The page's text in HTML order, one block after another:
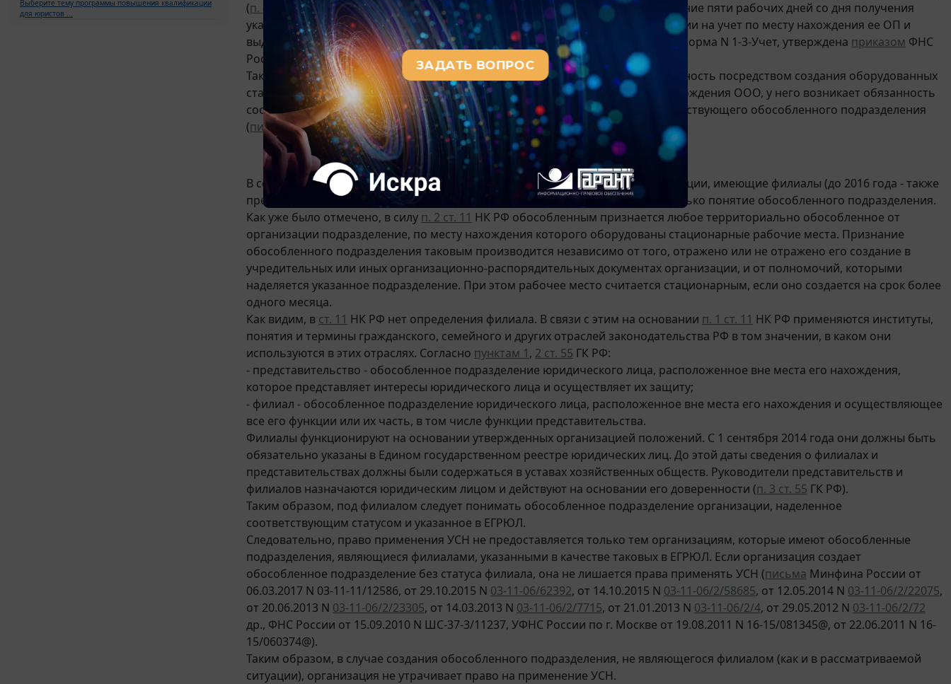
Выберите тему программы повышения квалификации
для юристов ...
(п. 4 ст. 83НК РФ). Согласноп. 2 ст. 84 НК РФ и с учетомп. 6 ст. 6.1НК РФ в течение пяти рабочих дней со дня получения
указанного сообщения налоговый орган осуществляет постановку организации на учет по месту нахождения ее ОП и
выдает организации уведомление о постановке на учет в налоговом органе (форма N 1-3-Учет, утверждена приказом ФНС
России от 11.08.2011 N ЯК-7-6/488@).
Таким образом, в рассматриваемом случае, когда ООО осуществляет деятельность посредством создания оборудованных
стационарных рабочих мест, находящихся по адресу, отличному от места нахождения ООО, у него возникает обязанность
сообщить в налоговый орган по месту своего нахождения о создании соответствующего обособленного подразделения
(письмоМинфина России от 12.01.2010 N 03-02-07/1-6).
Применение УСН
В соответствии с
пп. 1 п. 3 ст. 346.12
НК РФ не вправе применять УСН организации, имеющие филиалы (до 2016 года - также
представительства). При этом налоговым законодательством определено только понятие обособленного подразделения.
Как уже было отмечено, в силу п. 2 ст. 11 НК РФ обособленным признается любое территориально обособленное от
организации подразделение, по месту нахождения которого оборудованы стационарные рабочие места. Признание
обособленного подразделения таковым производится независимо от того, отражено или не отражено его создание в
учредительных или иных организационно-распорядительных документах организации, и от полномочий, которыми
наделяется указанное подразделение. При этом рабочее место считается стационарным, если оно создается на срок более
одного месяца.
Как видим, в ст. 11 НК РФ нет определения филиала. В связи с этим на основании п. 1 ст. 11 НК РФ применяются институты,
понятия и термины гражданского, семейного и других отраслей законодательства РФ в том значении, в каком они
используются в этих отраслях. Согласно пунктам 1, 2 ст. 55 ГК РФ:
- представительство - обособленное подразделение юридического лица, расположенное вне места его нахождения,
которое представляет интересы юридического лица и осуществляет их защиту;
- филиал - обособленное подразделение юридического лица, расположенное вне места его нахождения и осуществляющее
все его функции или их часть, в том числе функции представительства.
Филиалы функционируют на основании утвержденных организацией положений. С 1 сентября 2014 года они должны быть
обязательно указаны в Едином государственном реестре юридических лиц. До этой даты сведения о филиалах и
представительствах должны были содержаться в уставах хозяйственных обществ. Руководители представительств и
филиалов назначаются юридическим лицом и действуют на основании его доверенности (п. 3 ст. 55 ГК РФ).
Таким образом, под филиалом следует понимать обособленное подразделение организации, наделенное
соответствующим статусом и указанное в ЕГРЮЛ.
Следовательно, право применения УСН не предоставляется только тем организациям, которые имеют обособленные
подразделения, являющиеся филиалами, указанными в качестве таковых в ЕГРЮЛ. Если организация создает
обособленное подразделение без статуса филиала, она не лишается права применять УСН (письма Минфина России от
06.03.2017 N 03-11-11/12586, от 29.10.2015 N 03-11-06/62392, от 14.10.2015 N 03-11-06/2/58685, от 12.05.2014 N 03-11-06/2/22075,
от 20.06.2013 N 03-11-06/2/23305, от 14.03.2013 N 03-11-06/2/7715, от 21.01.2013 N 03-11-06/2/4, от 29.05.2012 N 03-11-06/2/72
др., ФНС России от 15.09.2010 N ШС-37-3/11237, УФНС России по г. Москве от 19.08.2011 N 16-15/081345@, от 22.06.2011 N 16-
15/060374@).
Таким образом, в случае создания обособленного подразделения, не являющегося филиалом (как и в рассматриваемой
ситуации), организация не утрачивает право на применение УСН.